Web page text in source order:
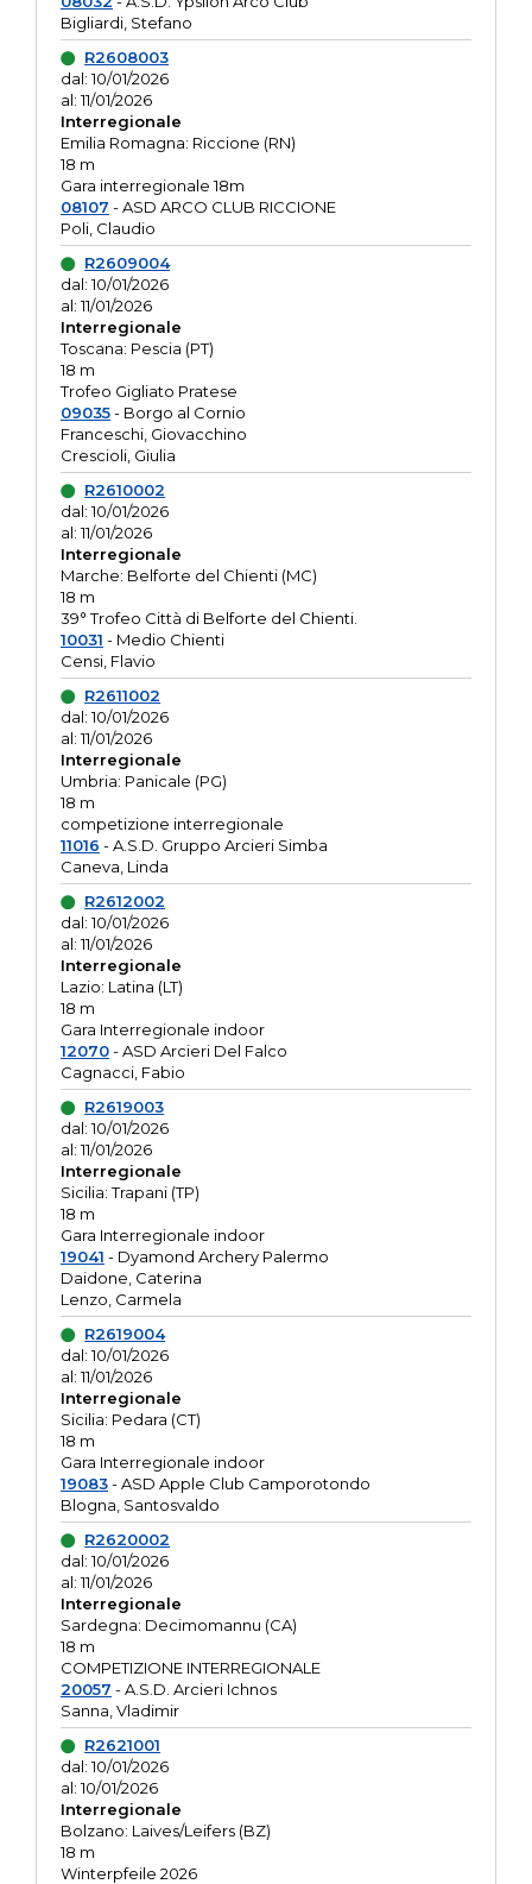
Bigliardi, Stefano
R2608003
dal: 10/01/2026
al: 11/01/2026
Interregionale
Emilia Romagna: Riccione (RN)
18 m
Gara interregionale 18m
08107 - ASD ARCO CLUB RICCIONE
Poli, Claudio
R2609004
dal: 10/01/2026
al: 11/01/2026
Interregionale
Toscana: Pescia (PT)
18 m
Trofeo Gigliato Pratese
09035- Borgo al Cornio
Franceschi, Giovacchino
Crescioli, Giulia
R2610002
dal: 10/01/2026
al: 11/01/2026
Interregionale
Marche: Belforte del Chienti (MC)
18 m
39° Trofeo Città di Belforte del Chienti.
10031 - Medio Chienti
Censi, Flavio
R2611002
dal: 10/01/2026
al: 11/01/2026
Interregionale
Umbria: Panicale (PG)
18 m
competizione interregionale
11016 - A.S.D. Gruppo Arcieri Simba
Caneva, Linda
R2612002
dal: 10/01/2026
al: 11/01/2026
Interregionale
Lazio: Latina (LT)
18 m
Gara Interregionale indoor
12070- ASD Arcieri Del Falco
Cagnacci, Fabio
R2619003
dal: 10/01/2026
al: 11/01/2026
Interregionale
Sicilia: Trapani (TP)
18 m
Gara Interregionale indoor
19041 - Dyamond Archery Palermo
Daidone, Caterina
Lenzo, Carmela
R2619004
dal: 10/01/2026
al: 11/01/2026
Interregionale
Sicilia: Pedara (CT)
18 m
Gara Interregionale indoor
19083- ASD Apple Club Camporotondo
Blogna, Santosvaldo
R2620002
dal: 10/01/2026
al: 11/01/2026
Interregionale
Sardegna: Decimomannu (CA)
18 m
COMPETIZIONE INTERREGIONALE
20057 - A.S.D. Arcieri Ichnos
Sanna, Vladimir
R2621001
dal: 10/01/2026
al: 10/01/2026
Interregionale
Bolzano: Laives/Leifers (BZ)
18 m
Winterpfeile 2026